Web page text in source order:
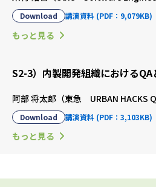
Download 講演資料 (PDF：9,079KB)
もっと見る
S2-3）内製開発組織における
阿部 将太郎（東急 URBAN HACKS
Download 講演資料 (PDF：3,103KB)
もっと見る